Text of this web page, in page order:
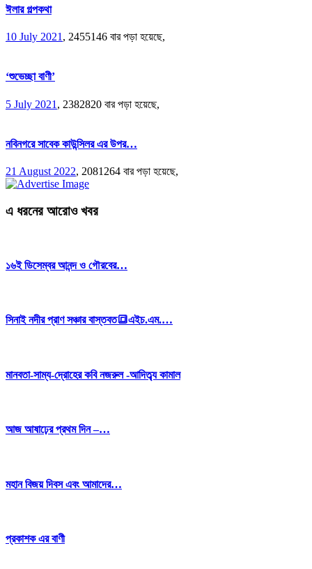
ঈলার গল্পকথা
10 July 2021 , 2455146 বার পড়া হয়েছে,
‘শুভেচ্ছা বাণী’
5 July 2021 , 2382820 বার পড়া হয়েছে,
নবিনগরে সাবেক কাউন্সিলর এর উপর…
21 August 2022, 2081264 বার পড়া হয়েছে,
এ ধরনের আরোও খবর
১৬ই ডিসেম্বর আনন্দ ও গৌরবের…
সিনাই নদীর প্রাণ সঞ্চার বাস্তবত🔳এইচ.এম.…
মানবতা-সাম্য-দ্রোহের কবি নজরুল -আদিত্ব্য কামাল
আজ আষাঢ়ের প্রথম দিন –…
মহান বিজয় দিবস এবং আমাদের…
প্রকাশক এর বাণী